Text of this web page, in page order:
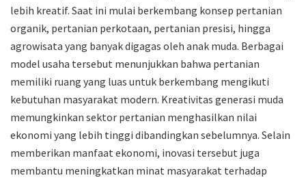
lebih kreatif. Saat ini mulai berkembang konsep pertanian
organik, pertanian perkotaan, pertanian presisi, hingga
agrowisata yang banyak digagas oleh anak muda. Berbagai
model usaha tersebut menunjukkan bahwa pertanian
memiliki ruang yang luas untuk berkembang mengikuti
kebutuhan masyarakat modern. Kreativitas generasi muda
memungkinkan sektor pertanian menghasilkan nilai
ekonomi yang lebih tinggi dibandingkan sebelumnya. Selain
memberikan manfaat ekonomi, inovasi tersebut juga
membantu meningkatkan minat masyarakat terhadap